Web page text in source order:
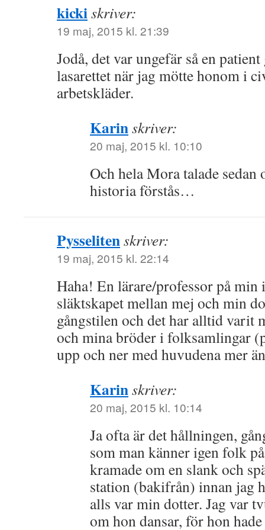
kickiskriver:
19 maj, 2015 kl. 21:39
Jodå, det var ungefär så en
lasarettet när jag mötte honom i
arbetskläder.
Karinskriver:
20 maj, 2015 kl. 10:10
Och hela Mora talade sedan
historia förstås…
Pysselitenskriver:
19 maj, 2015 kl. 22:14
Haha! En lärare/professor på min
släktskapet mellan mej och min
gångstilen och det har alltid varit
och mina bröder i folksamlingar
upp och ner med huvudena mer
Karinskriver:
20 maj, 2015 kl. 10:14
Ja ofta är det hållningen,
som man känner igen folk
kramade om en slank och
station (bakifrån) innan jag
alls var min dotter. Jag var
om hon dansar, för hon